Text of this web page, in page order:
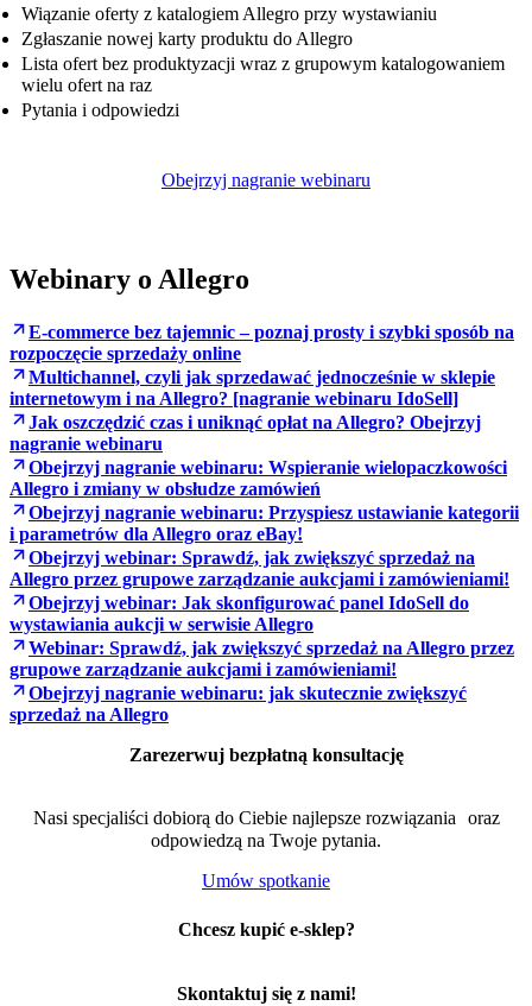
Wiązanie oferty z katalogiem Allegro przy wystawianiu
Zgłaszanie nowej karty produktu do Allegro
Lista ofert bez produktyzacji wraz z grupowym katalogowaniem
wielu ofert na raz
Pytania i odpowiedzi
Obejrzyj nagranie webinaru
Webinary o Allegro
E-commerce bez tajemnic – poznaj prosty i szybki sposób na
rozpoczęcie sprzedaży online
Multichannel, czyli jak sprzedawać jednocześnie w sklepie
internetowym i na Allegro? [nagranie webinaru IdoSell]
Jak oszczędzić czas i uniknąć opłat na Allegro? Obejrzyj
nagranie webinaru
Obejrzyj nagranie webinaru: Wspieranie wielopaczkowości
Allegro i zmiany w obsłudze zamówień
Obejrzyj nagranie webinaru: Przyspiesz ustawianie kategorii
i parametrów dla Allegro oraz eBay!
Obejrzyj webinar: Sprawdź, jak zwiększyć sprzedaż na
Allegro przez grupowe zarządzanie aukcjami i zamówieniami!
Obejrzyj webinar: Jak skonfigurować panel IdoSell do
wystawiania aukcji w serwisie Allegro
Webinar: Sprawdź, jak zwiększyć sprzedaż na Allegro przez
grupowe zarządzanie aukcjami i zamówieniami!
Obejrzyj nagranie webinaru: jak skutecznie zwiększyć
sprzedaż na Allegro
Zarezerwuj bezpłatną konsultację
Nasi specjaliści dobiorą do Ciebie najlepsze rozwiązania oraz
odpowiedzą na Twoje pytania.
Umów spotkanie
Chcesz kupić e-sklep?
Skontaktuj się z nami!